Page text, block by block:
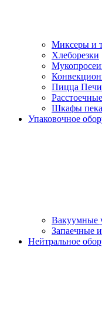
Миксеры и
Хлеборезки
Пицца Печи
Шкафы
Упаковочное
Вакуумные
Запаечные
Нейтральное